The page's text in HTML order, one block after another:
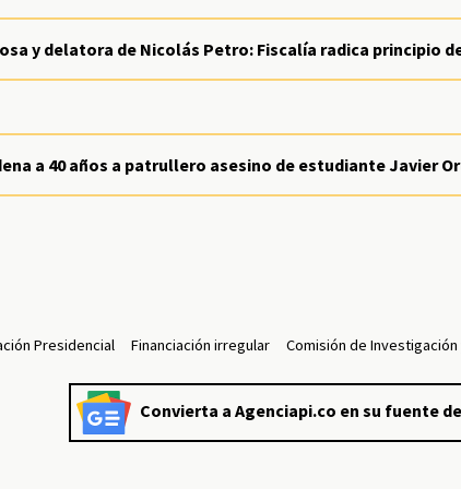
y delatora de Nicolás Petro: Fiscalía radica principio
a 40 años a patrullero asesino de estudiante Javier
Presidencial Financiación irregular Comisión de Investigación
Convierta a Agenciapi.co en su fuente